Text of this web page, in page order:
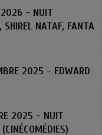
2026 - NUIT
SHIREL NATAF, FANTA
2025 - EDWARD
2025 - NUIT